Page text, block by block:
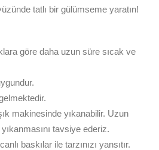
tatlı bir gülümseme yaratın!
göre daha uzun süre sıcak ve
makinesinde yıkanabilir. Uzun
tavsiye ederiz.
baskılar ile tarzınızı yansıtır.